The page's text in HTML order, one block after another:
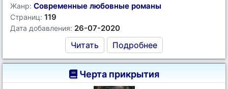
Жанр: Современные любовные романы
Страниц: 119
Дата добавления: 26-07-2020
Читать Подробнее
Черта прикрытия